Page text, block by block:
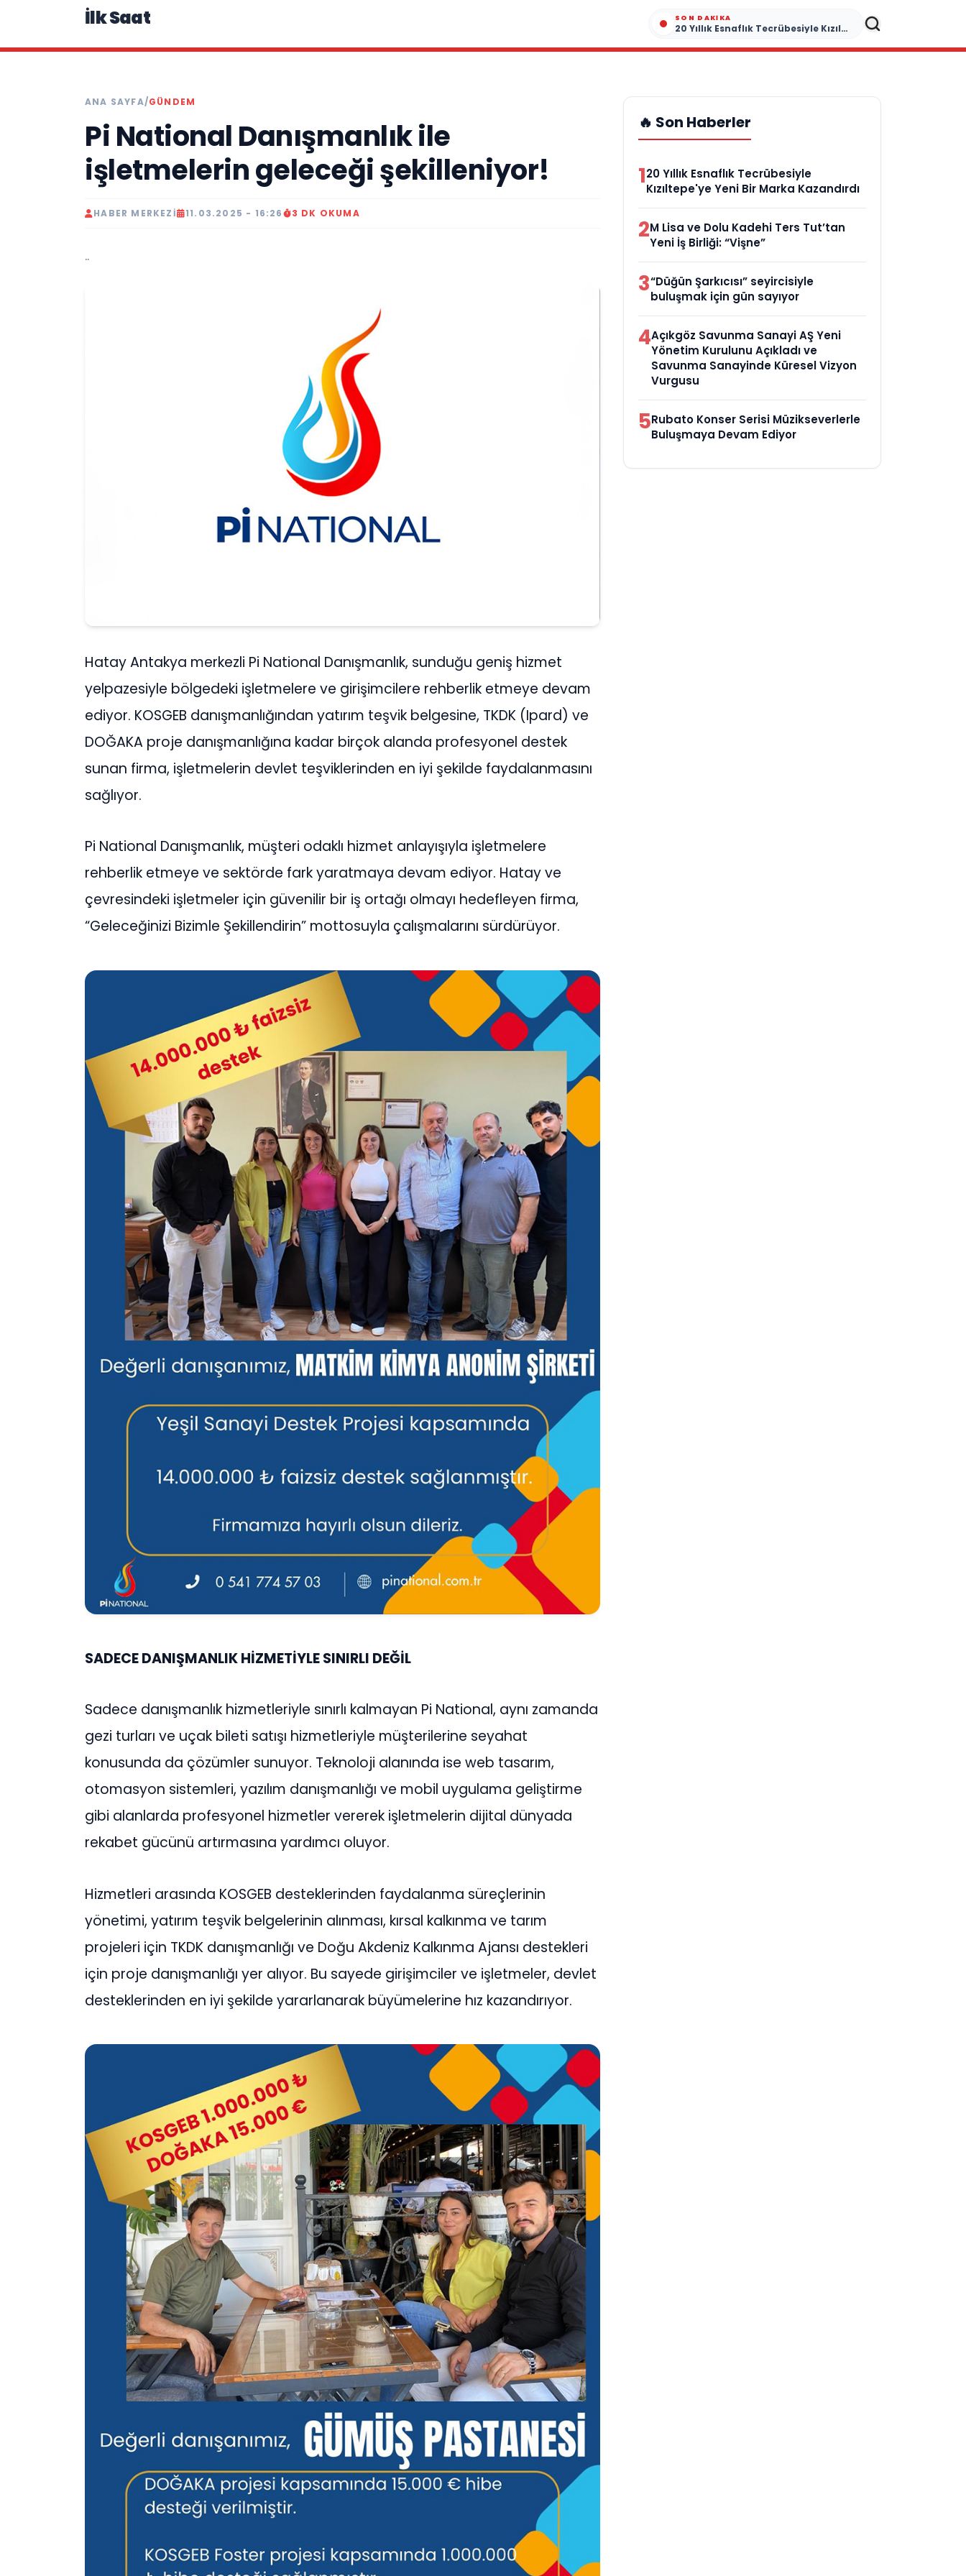
İlk Saat SON DAKIKA
20 Yıllık Esnaflık Tecrübesiyle Kızıltepe'ye Yeni Bir Marka Kazandırdı
ANA SAYFA/GÜNDEM
Pi National Danışmanlık ile
işletmelerin geleceği şekilleniyor!
HABER MERKEZI 11.03.2025 - 16:26 3 DK OKUMA
..
Hatay Antakya merkezli Pi National Danışmanlık, sunduğu geniş hizmet
yelpazesiyle bölgedeki işletmelere ve girişimcilere rehberlik etmeye devam
ediyor. KOSGEB danışmanlığından yatırım teşvik belgesine, TKDK (Ipard) ve
DOĞAKA proje danışmanlığına kadar birçok alanda profesyonel destek
sunan firma, işletmelerin devlet teşviklerinden en iyi şekilde faydalanmasını
sağlıyor.
Pi National Danışmanlık, müşteri odaklı hizmet anlayışıyla işletmelere
rehberlik etmeye ve sektörde fark yaratmaya devam ediyor. Hatay ve
çevresindeki işletmeler için güvenilir bir iş ortağı olmayı hedefleyen firma,
“Geleceğinizi Bizimle Şekillendirin” mottosuyla çalışmalarını sürdürüyor.
SADECE DANIŞMANLIK HİZMETİYLE SINIRLI DEĞİL
Sadece danışmanlık hizmetleriyle sınırlı kalmayan Pi National, aynı zamanda
gezi turları ve uçak bileti satışı hizmetleriyle müşterilerine seyahat
konusunda da çözümler sunuyor. Teknoloji alanında ise web tasarım,
otomasyon sistemleri, yazılım danışmanlığı ve mobil uygulama geliştirme
gibi alanlarda profesyonel hizmetler vererek işletmelerin dijital dünyada
rekabet gücünü artırmasına yardımcı oluyor.
Hizmetleri arasında KOSGEB desteklerinden faydalanma süreçlerinin
yönetimi, yatırım teşvik belgelerinin alınması, kırsal kalkınma ve tarım
projeleri için TKDK danışmanlığı ve Doğu Akdeniz Kalkınma Ajansı destekleri
için proje danışmanlığı yer alıyor. Bu sayede girişimciler ve işletmeler, devlet
desteklerinden en iyi şekilde yararlanarak büyümelerine hız kazandırıyor.
🔥 Son Haberler
120 Yıllık Esnaflık Tecrübesiyle
Kızıltepe'ye Yeni Bir Marka Kazandırdı
2M Lisa ve Dolu Kadehi Ters Tut’tan
Yeni İş Birliği: “Vişne”
3“Düğün Şarkıcısı” seyircisiyle
buluşmak için gün sayıyor
4Açıkgöz Savunma Sanayi AŞ Yeni
Yönetim Kurulunu Açıkladı ve
Savunma Sanayinde Küresel Vizyon
Vurgusu
5Rubato Konser Serisi Müzikseverlerle
Buluşmaya Devam Ediyor